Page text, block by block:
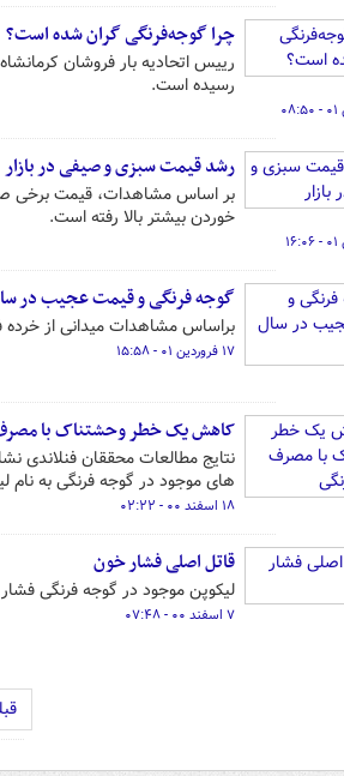
چرا گوجه‌فرنگی گران شده است؟
رسیده است.
رشد قیمت سبزی و صیفی در بازار
بر اساس مشاهدات، قیمت برخی
خوردن بیشتر بالا رفته است.
گوجه فرنگی و قیمت عجیب در
براساس مشاهدات میدانی از خرده
۱۷ فروردین ۰۱ - ۱۵:۵۸
کاهش یک خطر وحشتناک با
نتایج مطالعات محققان
های موجود در گوجه فرنگی به نام
۱۸ اسفند ۰۰ - ۰۲:۲۲
قاتل اصلی فشار خون
لیکوپن موجود در گوجه فرنگی
۷ اسفند ۰۰ - ۰۷:۴۸